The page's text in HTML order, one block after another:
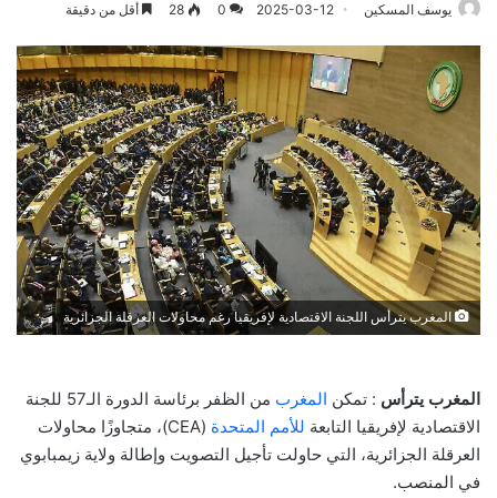
يوسف المسكين 2025-03-12
0
28 أقل من دقيقة
المغرب يترأس اللجنة الاقتصادية لإفريقيا رغم محاولات العرقلة الجزائرية
المغرب يترأس : تمكن المغرب
من الظفر برئاسة الدورة الـ57 للجنة
الاقتصادية لإفريقيا التابعة للأمم المتحدة
(CEA)، متجاوزًا محاولات
العرقلة الجزائرية، التي حاولت تأجيل التصويت وإطالة ولاية زيمبابوي
في المنصب.